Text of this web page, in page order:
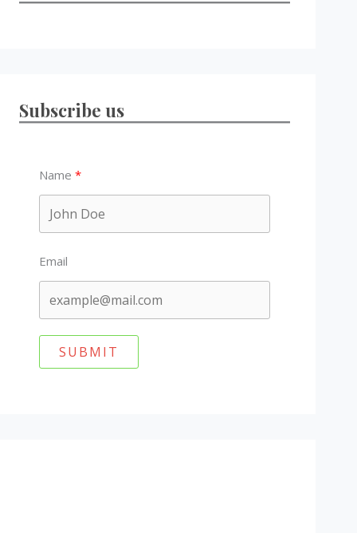
Subscribe us
Name
Email
SUBMIT